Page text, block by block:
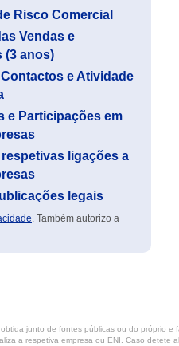
Risco Comercial
Vendas e
(3 anos)
Contactos e Atividade
e Participações em
ligações a
legais
. Também autorizo a
junto de fontes públicas ou do próprio e
a respetiva empresa ou ENI. Caso detete